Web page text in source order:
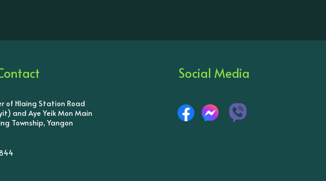
of Hlaing Station Road
and Aye Yeik Mon Main
Township, Yangon
Social Media